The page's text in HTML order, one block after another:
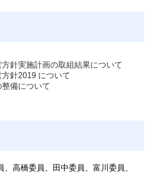
針実施計画の取組結果について
針2019 について
備について
、高橋委員、田中委員、富川委員、